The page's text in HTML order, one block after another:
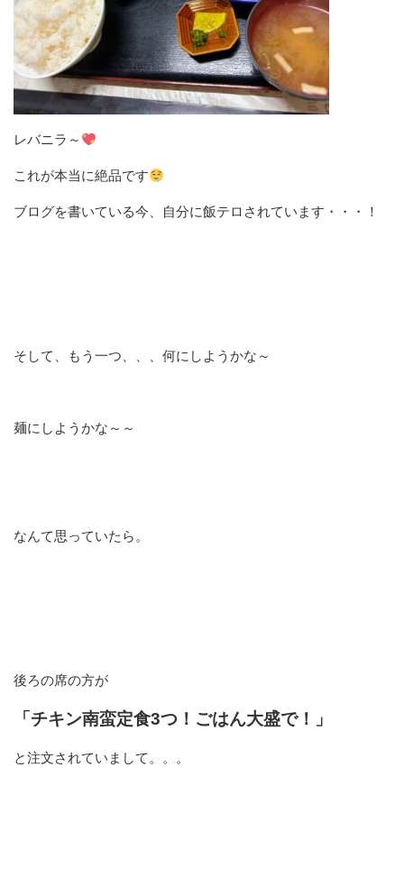
レバニラ～
これが本当に絶品です
ブログを書いている今、自分に飯テロされています・・・！
そして、もう一つ、、、何にしようかな～
麺にしようかな～～
なんて思っていたら。
後ろの席の方が
「チキン南蛮定食3つ！ごはん大盛で！」
と注文されていまして。。。